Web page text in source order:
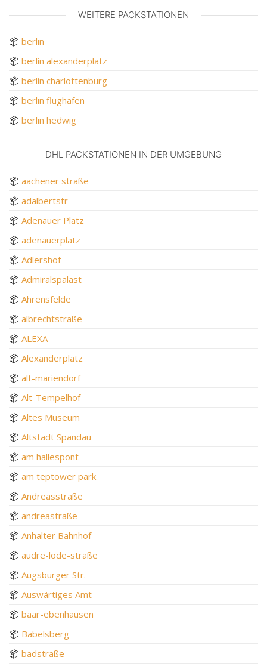
WEITERE PACKSTATIONEN
📦 berlin
📦 berlin alexanderplatz
📦 berlin charlottenburg
📦 berlin flughafen
📦 berlin hedwig
DHL PACKSTATIONEN IN DER UMGEBUNG
📦 aachener straße
📦 adalbertstr
📦 Adenauer Platz
📦 adenauerplatz
📦 Adlershof
📦 Admiralspalast
📦 Ahrensfelde
📦 albrechtstraße
📦 ALEXA
📦 Alexanderplatz
📦 alt-mariendorf
📦 Alt-Tempelhof
📦 Altes Museum
📦 Altstadt Spandau
📦 am hallespont
📦 am teptower park
📦 Andreasstraße
📦 andreastraße
📦 Anhalter Bahnhof
📦 audre-lode-straße
📦 Augsburger Str.
📦 Auswärtiges Amt
📦 baar-ebenhausen
📦 Babelsberg
📦 badstraße